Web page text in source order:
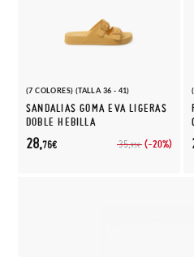
(7 COLORES) (TALLA 36 - 41)
SANDALIAS GOMA EVA LIGERAS
DOBLE HEBILLA
35,95€ (-20%)
28,76€